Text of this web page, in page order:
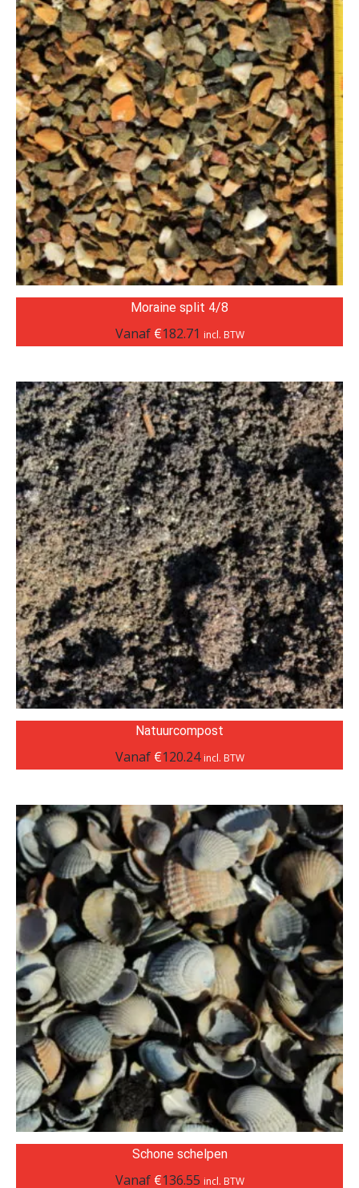
Moraine split 4/8
Vanaf €182.71 incl. BTW
Natuurcompost
Vanaf €120.24 incl. BTW
Schone schelpen
Vanaf €136.55 incl. BTW